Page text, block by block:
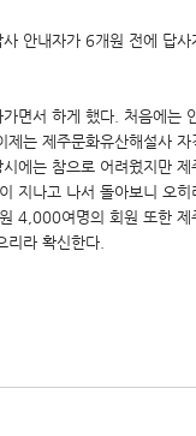
안내자가 6개원 전에 답
면서 하게 했다. 처음에는
는 제주문화유산해설사
에는 참으로 어려웠지만
지나고 나서 돌아보니 오
4,000여명의 회원 또한
리라 확신한다.